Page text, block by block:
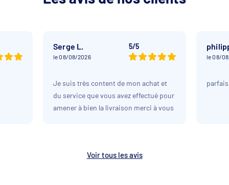
Serge L. 5/5
le 08/08/2026
Je suis très content de mon achat et
du service que vous avez effectué pour
amener à bien la livraison merci à vous
le 08/
parfais
Voir tous les avis